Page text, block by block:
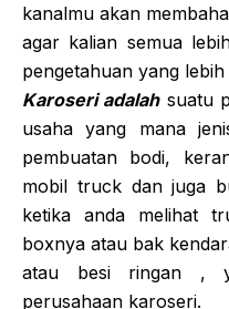
kanalmu akan
agar kalian semua
pengetahuan yang
Karoseri adalahsuatu
usaha yang mana
pembuatan bodi,
mobil truck dan juga
ketika anda melihat
boxnya atau bak
atau besi ringan ,
perusahaan karoseri.